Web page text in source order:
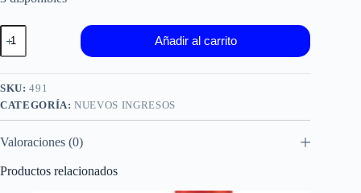
Varilla
De
Freno
55MM
cantidad
Añadir al carrito
SKU:491
CATEGORÍA:NUEVOS INGRESOS
Valoraciones (0)
Productos relacionados